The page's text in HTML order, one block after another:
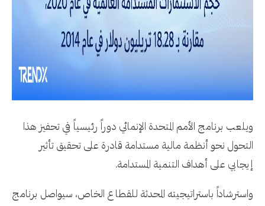
ويلعب برنامج الأمم المتحدة الإنمائي دوراً رئيسياً في تحفيز هذا
التحول نحو أنظمة مالية مستدامة قادرة على تحقيق تأثير
إيجابي على أهداف التنمية المستدامة.
واسترشاداً باستراتيجيته المحدثة للقطاع الخاص، سيواصل برنامج